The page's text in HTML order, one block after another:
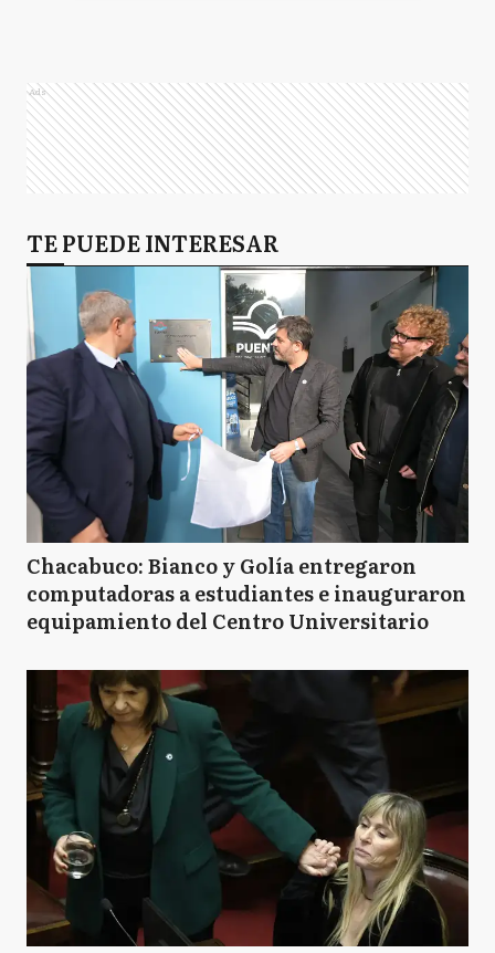
Ads
TE PUEDE INTERESAR
Chacabuco: Bianco y Golía entregaron
computadoras a estudiantes e inauguraron
equipamiento del Centro Universitario